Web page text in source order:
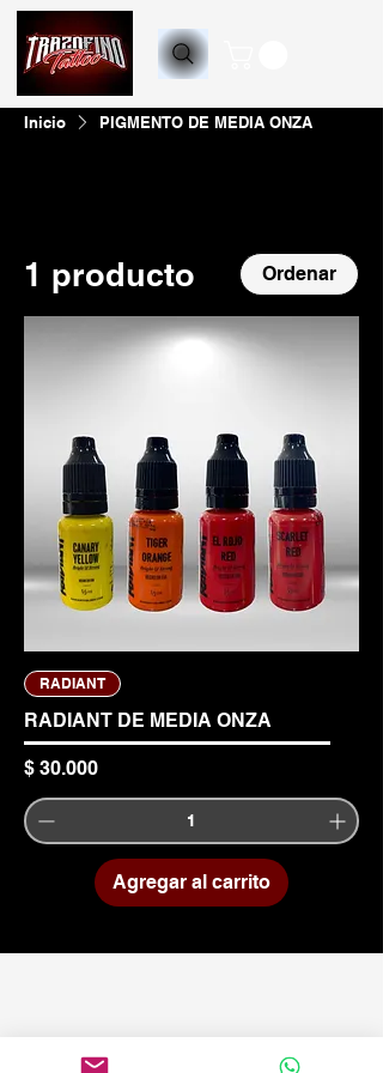
Inicio PIGMENTO DE MEDIA ONZA
1 producto Ordenar
RADIANT
RADIANT DE MEDIA ONZA
Precio
$ 30.000
Agregar al carrito